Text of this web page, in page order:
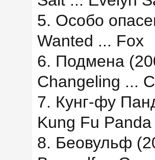
5. Особо
Wanted ... Fox
6. Подмена
Changeling ...
7. Кунг-фу
Kung Fu
8. Беовульф